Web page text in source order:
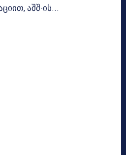
აშშ-ის...